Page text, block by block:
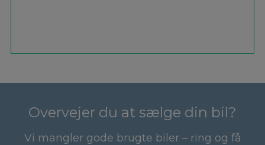
Overvejer du at sælge din bil?
Vi mangler gode brugte biler – ring og få